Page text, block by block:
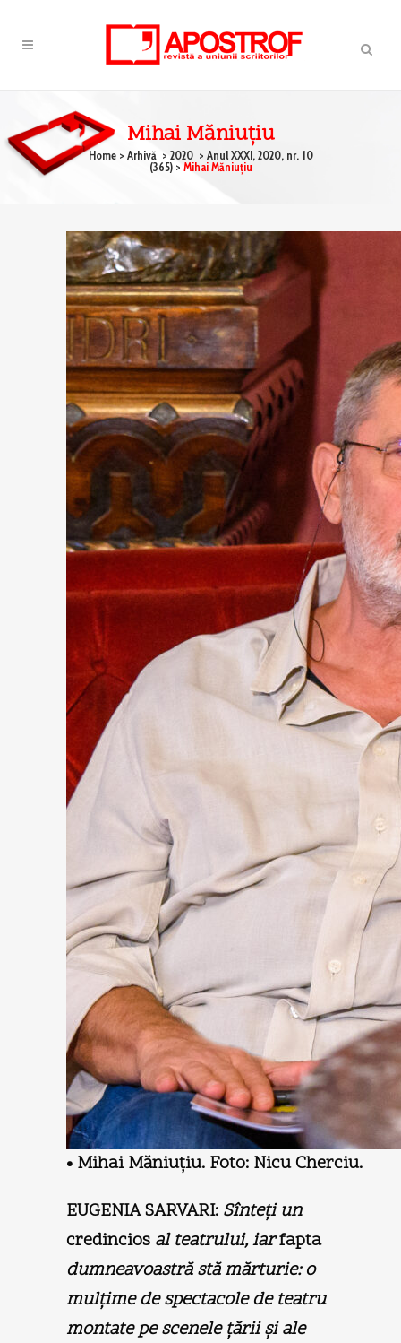
Mihai Măniuţiu
Home> Arhivă > 2020 > Anul XXXI, 2020, nr. 10
(365)> Mihai Măniuţiu
• Mihai Măniuţiu. Foto: Nicu Cherciu.
EUGENIA SARVARI: Sînteţi un
credincios al teatrului, iarfapta
dumneavoastră stă mărturie: o
mulţime de spectacole de teatru
montate pe scenele ţării şi ale